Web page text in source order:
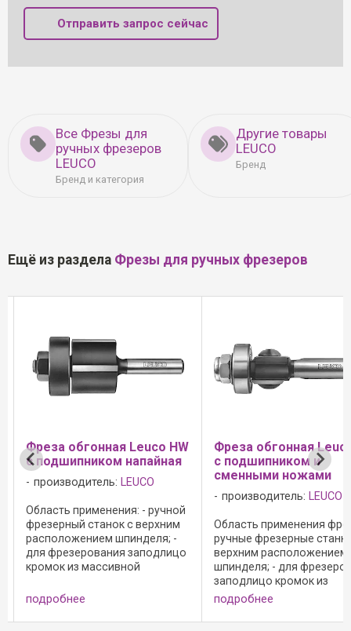
Отправить запрос сейчас
Все Фрезы для
ручных фрезеров
LEUCO
Бренд и категория
Другие товары
LEUCO
Бренд
Ещё из раздела Фрезы для ручных фрезеров
Фреза обгонная Leuco HW
с подшипником напайная
производитель: LEUCO
Область применения: - ручной
фрезерный станок с верхним
расположением шпинделя; -
для фрезерования заподлицо
кромок из массивной
синтетических материалов, а
также для копирования в
массивной древесине и
подробнее
Фреза обгонная
с подшипником и
сменными ножами
производитель: LEUCO
Область применения
ручные фрезерные
верхним расположением
шпинделя; - для
заподлицо кромок из
массивной древесины,
и синтетических
также для копирования в
подробнее